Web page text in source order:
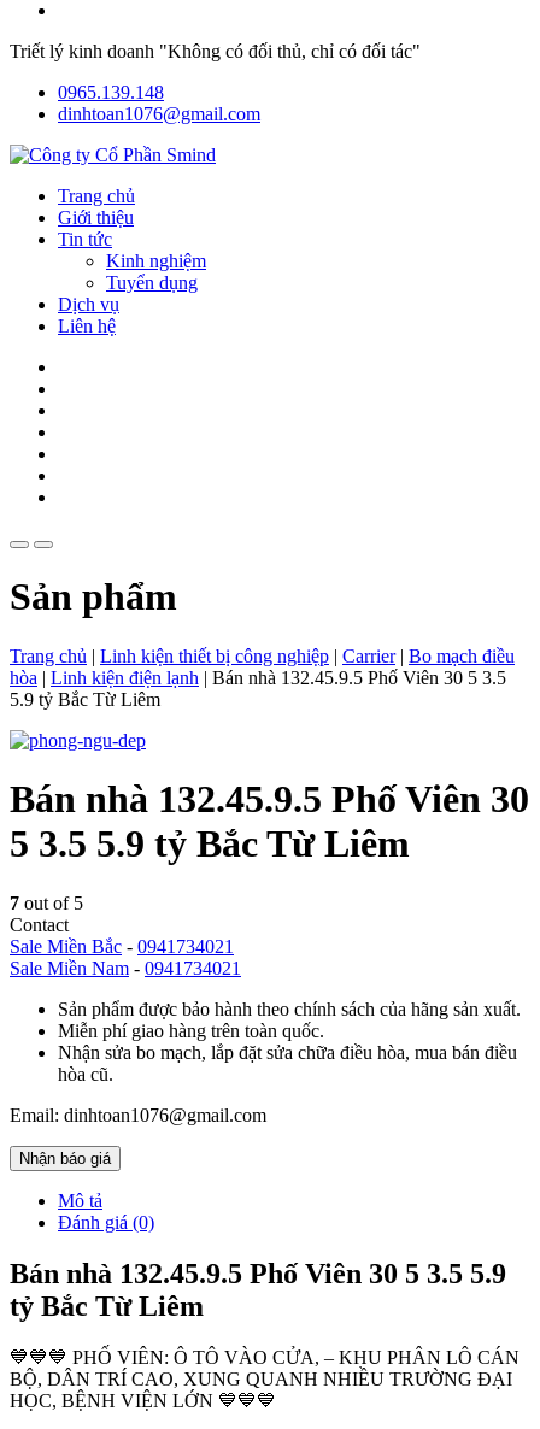
Triết lý kinh doanh "Không có đối thủ, chỉ có đối tác"
0965.139.148
dinhtoan1076@gmail.com
Trang chủ
Giới thiệu
Tin tức
Kinh nghiệm
Tuyển dụng
Dịch vụ
Liên hệ
Sản phẩm
Trang chủ | Linh kiện thiết bị công nghiệp | Carrier| Bo mạch điều
hòa | Linh kiện điện lạnh | Bán nhà 132.45.9.5 Phố Viên 30 5 3.5
5.9 tỷ Bắc Từ Liêm
Bán nhà 132.45.9.5 Phố Viên 30
5 3.5 5.9 tỷ Bắc Từ Liêm
7 out of 5
Contact
Sale Miền Bắc - 0941734021
Sale Miền Nam - 0941734021
Sản phẩm được bảo hành theo chính sách của hãng sản xuất.
Miễn phí giao hàng trên toàn quốc.
Nhận sửa bo mạch, lắp đặt sửa chữa điều hòa, mua bán điều
hòa cũ.
Email: dinhtoan1076@gmail.com
Nhận báo giá
Mô tả
Đánh giá (0)
Bán nhà 132.45.9.5 Phố Viên 30 5 3.5 5.9
tỷ Bắc Từ Liêm
💙💙💙 PHỐ VIÊN: Ô TÔ VÀO CỬA, – KHU PHÂN LÔ CÁN
BỘ, DÂN TRÍ CAO, XUNG QUANH NHIỀU TRƯỜNG ĐẠI
HỌC, BỆNH VIỆN LỚN 💙💙💙